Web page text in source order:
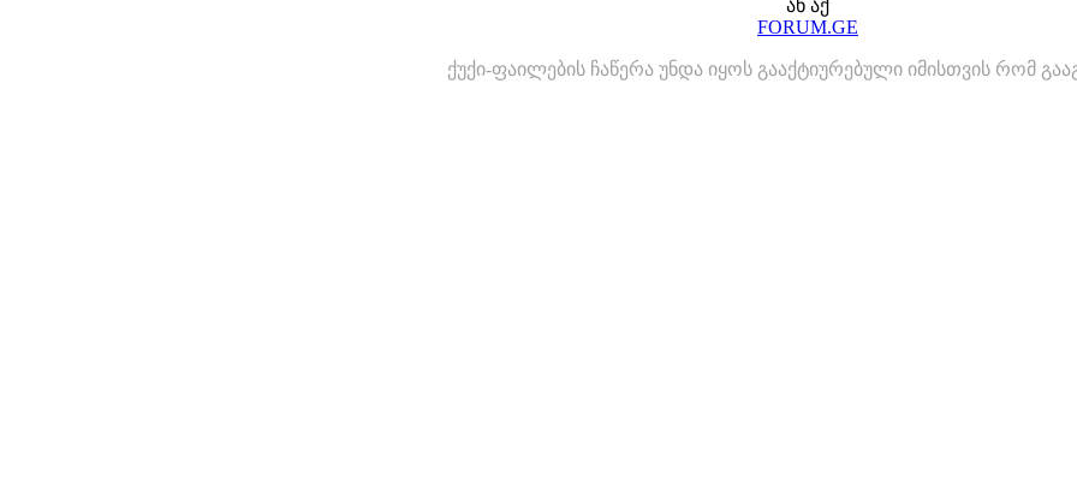
ან აქ
FORUM.GE
ქუქი-ფაილების ჩაწერა უნდა იყოს გააქტიურებული იმისთვის რომ